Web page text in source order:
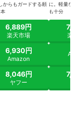
からもガードする頼
6,889円
楽天市場
6,930円
Amazon
8,046円
ヤフー
に。軽量な
も十分
楽